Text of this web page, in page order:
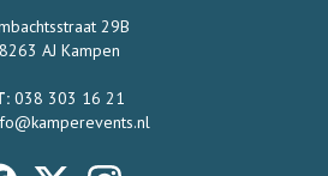
29B
8263 AJ Kampen
038 303 16 21